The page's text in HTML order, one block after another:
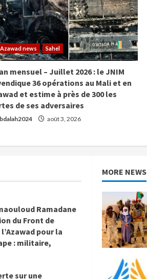
Azawad news Sahel
mensuel – Juillet 2026 : le JNIM
36 opérations au Mali et en
et estime à près de 300 les
de ses adversaires
août 3, 2026
Ramadane
du Front de
pour la
: militaire,
sur une
MORE NEWS